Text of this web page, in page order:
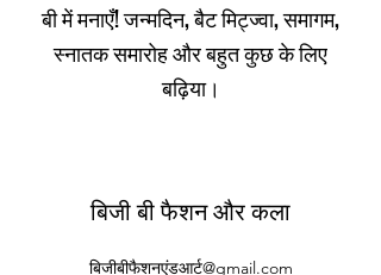
बी में मनाएँ! जन्मदिन, बैट मिट्ज्वा, समागम,
स्नातक समारोह और बहुत कुछ के लिए
बढ़िया।
बिजी बी फैशन और कला
बिजीबीफैशनएंडआर्ट@gmail.com